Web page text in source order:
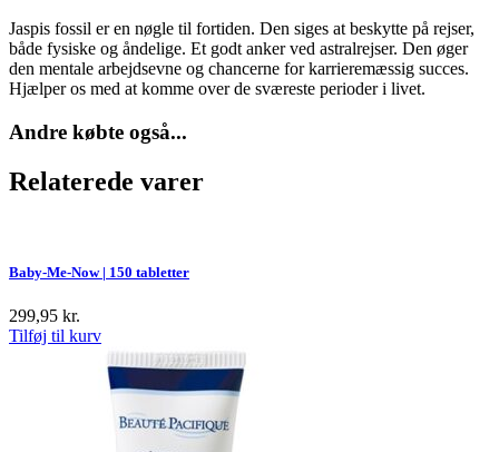
Jaspis fossil er en nøgle til fortiden. Den siges at beskytte på rejser,
både fysiske og åndelige. Et godt anker ved astralrejser. Den øger
den mentale arbejdsevne og chancerne for karrieremæssig succes.
Hjælper os med at kom­me over de sværeste perioder i livet.
Andre købte også...
Relaterede varer
Baby-Me-Now | 150 tabletter
299,95 kr.
Tilføj til kurv